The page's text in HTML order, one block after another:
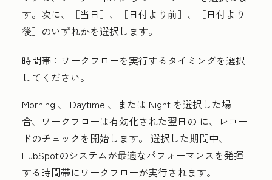
す。次に、［当日 ］、［日付より前］、［日付より
後］のいずれかを選択します。
時間帯： ワークフローを実行するタイミングを選択
してください。
Morning 、 Daytime 、または Night を選択した場
合、ワークフローは有効化された翌日の に、レコー
ドのチェックを開始します。
選択した期間中、
HubSpotのシステムが最適なパフォーマンスを発揮
する時間帯にワークフローが実行されます。